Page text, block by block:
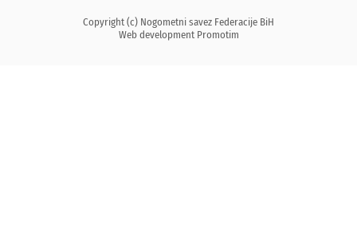
Copyright (c) Nogometni savez Federacije BiH
Web development Promotim